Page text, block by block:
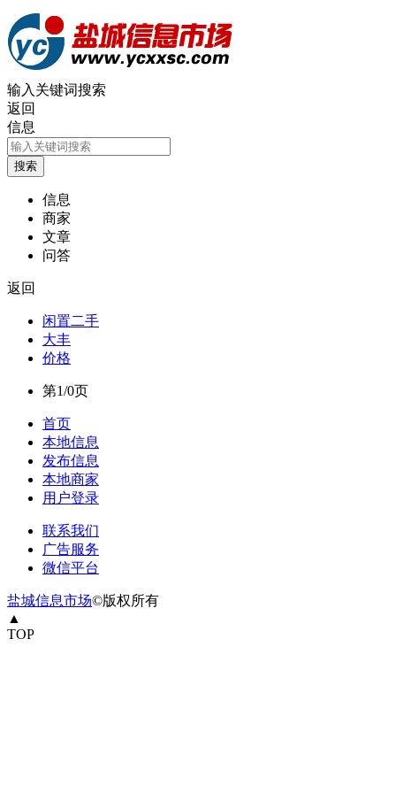
输入关键词搜索
返回
信息
信息
商家
文章
问答
返回
闲置二手
大丰
价格
第1/0页
首页
本地信息
发布信息
本地商家
用户登录
联系我们
广告服务
微信平台
盐城信息市场©版权所有
▲
TOP